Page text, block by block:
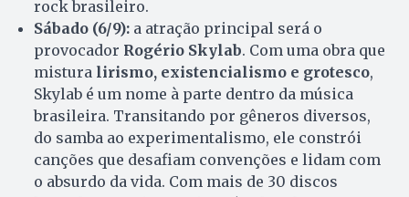
rock brasileiro.
Sábado (6/9): a atração principal será o
provocador Rogério Skylab. Com uma obra que
mistura lirismo, existencialismo e grotesco,
Skylab é um nome à parte dentro da música
brasileira. Transitando por gêneros diversos,
do samba ao experimentalismo, ele constrói
canções que desafiam convenções e lidam com
o absurdo da vida. Com mais de 30 discos